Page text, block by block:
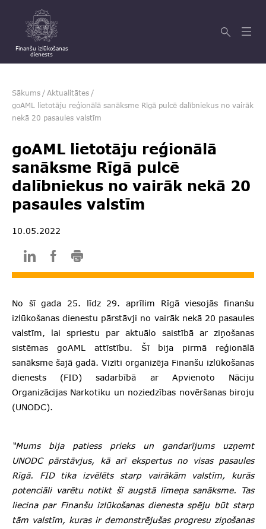
Finanšu izlūkošanas
dienests
Sākums / Aktualitātes /
goAML lietotāju reģionālā sanāksme Rīgā pulcē dalībniekus no vairāk
nekā 20 pasaules valstīm
goAML lietotāju reģionālā
sanāksme Rīgā pulcē
dalībniekus no vairāk nekā 20
pasaules valstīm
10.05.2022
No šī gada 25. līdz 29. aprīlim Rīgā viesojās finanšu
izlūkošanas dienestu pārstāvji no vairāk nekā 20 pasaules
valstīm, lai spriestu par aktuālo saistībā ar ziņošanas
sistēmas goAML attīstību. Šī bija pirmā reģionālā
sanāksme šajā gadā. Vizīti organizēja Finanšu izlūkošanas
dienests (FID) sadarbībā ar Apvienoto Nāciju
Organizācijas Narkotiku un noziedzības novēršanas biroju
(UNODC).
“Mums bija patiess prieks un gandarījums uzņemt
UNODC pārstāvjus, kā arī ekspertus no visas pasaules
Rīgā. FID tika izvēlēts starp vairākām valstīm, kurās
potenciāli varētu notikt šī augstā līmeņa sanāksme. Tas
liecina par Finanšu izlūkošanas dienesta spēju būt starp
tām valstīm, kuras ir demonstrējušas progresu ziņošanas